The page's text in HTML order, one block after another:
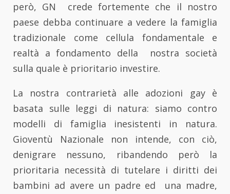
però, GN crede fortemente che il nostro
paese debba continuare a vedere la famiglia
tradizionale come cellula fondamentale e
realtà a fondamento della nostra società
sulla quale è prioritario investire.
La nostra contrarietà alle adozioni gay è
basata sulle leggi di natura: siamo contro
modelli di famiglia inesistenti in natura.
Gioventù Nazionale non intende, con ciò,
denigrare nessuno, ribandendo però la
prioritaria necessità di tutelare i diritti dei
bambini ad avere un padre ed una madre,